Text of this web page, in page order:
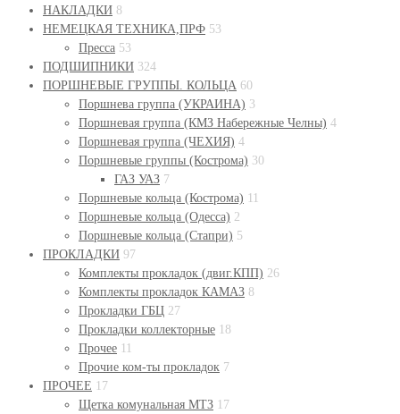
НАКЛАДКИ 8
НЕМЕЦКАЯ ТЕХНИКА,ПРФ 53
Пресса 53
ПОДШИПНИКИ 324
ПОРШНЕВЫЕ ГРУППЫ. КОЛЬЦА 60
Поршнева группа (УКРАИНА) 3
Поршневая группа (КМЗ Набережные Челны) 4
Поршневая группа (ЧЕХИЯ) 4
Поршневые группы (Кострома) 30
ГАЗ УАЗ 7
Поршневые кольца (Кострома) 11
Поршневые кольца (Одесса) 2
Поршневые кольца (Стапри) 5
ПРОКЛАДКИ 97
Комплекты прокладок (двиг.КПП) 26
Комплекты прокладок КАМАЗ 8
Прокладки ГБЦ 27
Прокладки коллекторные 18
Прочее 11
Прочие ком-ты прокладок 7
ПРОЧЕЕ 17
Щетка комунальная МТЗ 17